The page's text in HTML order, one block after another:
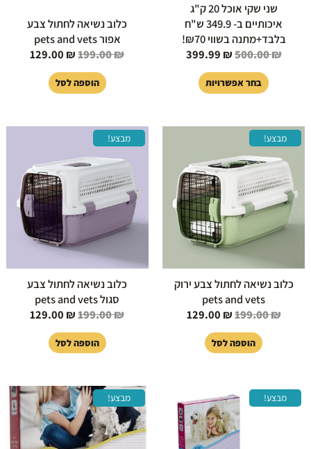
שני שקי אוכל 20 ק"ג
איכותיים ב- 349.9 ש"ח
בלבד+מתנה בשווי ₪70!
500.00₪
399.99 ₪
בחר אפשרויות
כלוב נשיאה לחתול צבע
אפור pets and vets
199.00₪
129.00 ₪
הוספה לסל
מבצע!
כלוב נשיאה לחתול צבע ירוק
pets and vets
199.00₪
היה:
199.00 ₪.
129.00 ₪
129.00 ₪.
הוספה לסל
מבצע!
כלוב נשיאה לחתול צבע
סגול pets and vets
199.00₪
היה:
199.00 ₪.
129.00 ₪
₪.
הוספה לסל
מבצע!
המחיר
המקורי
היה:
209.00 ₪.
הנוכחי
הוא:
149.00 ₪.
מבצע!
המחיר
המקורי
היה:
219.00 ₪.
המחיר
הנוכחי
הוא:
₪.